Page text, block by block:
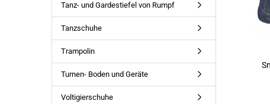
Tanz- und Gardestiefel von Rumpf
Tanzschuhe
Trampolin
Turnen- Boden und Geräte
Voltigierschuhe